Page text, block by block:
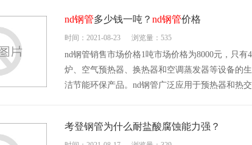
nd钢管多少钱一吨？ nd钢管价格
时间：2021-08-23 浏览量：535
nd钢管销售市场价格1吨市场价格为8000元，只
炉、空气预热器、换热器和空调蒸发器等设备的
洁节能环保产品。nd钢管广泛应用于预热器和热
考登钢管为什么耐盐酸腐蚀能力强？